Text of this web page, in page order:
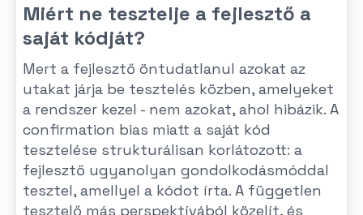
Miért ne tesztelje a fejlesztő a
saját kódját?
Mert a fejlesztő öntudatlanul azokat az
utakat járja be tesztelés közben, amelyeket
a rendszer kezel - nem azokat, ahol hibázik. A
confirmation bias miatt a saját kód
tesztelése strukturálisan korlátozott: a
fejlesztő ugyanolyan gondolkodásmóddal
tesztel, amellyel a kódot írta. A független
tesztelő más perspektívából közelít, és